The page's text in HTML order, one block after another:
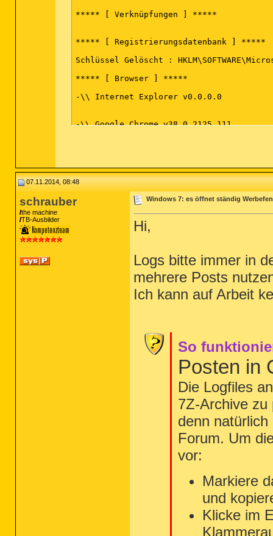
***** [ Verknüpfungen ] *****
***** [ Registrierungsdatenbank ] *****
Schlüssel Gelöscht :
***** [ Browser ] *****
-\\ Internet Explorer v0.0.0.0
-\\ Google Chrome v38.0.2125.111
AdwCleaner[R0].txt - [11318 octets] -
AdwCleaner[R1].txt - [1597 octets] -
AdwCleaner[S0].txt - [11458 octets] -
AdwCleaner[S1].txt - [1510 octets] -
########## EOF -
07.11.2014, 08:48
schrauber
the machine
TB-Ausbilder
Windows 7: es öffnet ständig
Hi,
Logs bitte immer in
mehrere Posts
Ich kann auf Arbeit
So
Posten in
Die Logfiles
7Z-Archive zu
denn
Forum. Um
vor:
Markiere
und
Klicke im